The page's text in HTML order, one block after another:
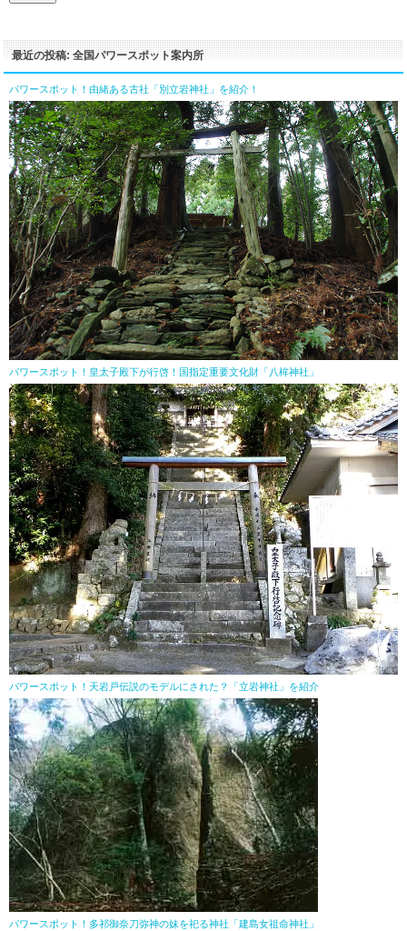
最近の投稿: 全国パワースポット案内所
パワースポット！由緒ある古社「別立岩神社」を紹介！
パワースポット！皇太子殿下が行啓！国指定重要文化財「八桙神社」
パワースポット！天岩戸伝説のモデルにされた？「立岩神社」を紹介
パワースポット！多祁御奈刀弥神の妹を祀る神社「建島女祖命神社」